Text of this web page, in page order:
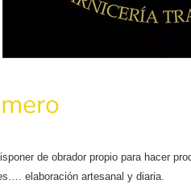
de obrador propio para hacer
elaboración artesanal y diaria.